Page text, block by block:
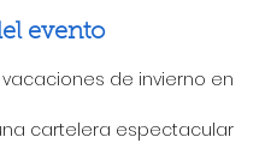
evento
vacaciones de invierno en
cartelera espectacular